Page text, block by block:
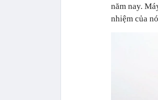
năm nay.
nhiệm của